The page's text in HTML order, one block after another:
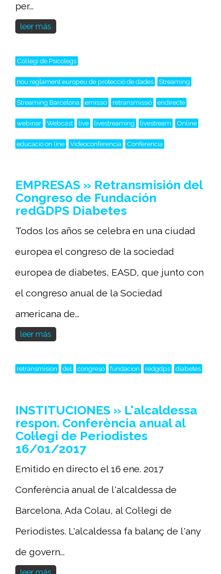
per...
leer más
Col·legi de Psicolegs
nou reglament europeu de protecció de dades Streaming
Streaming Barcelona emissió retransmissió endirecte
webinar Webcast live livestreaming livestream Online
educacio on line Videoconferencia Conferencia
EMPRESAS » Retransmisión del
Congreso de Fundación
redGDPS Diabetes
Todos los años se celebra en una ciudad
europea el congreso de la sociedad
europea de diabetes, EASD, que junto con
el congreso anual de la Sociedad
americana de...
leer más
retransmision del congreso fundacion redgdps diabetes
INSTITUCIONES » L'alcaldessa
respon. Conferència anual al
Col·legi de Periodistes
16/01/2017
Emitido en directo el 16 ene. 2017
Conferència anual de l'alcaldessa de
Barcelona, Ada Colau, al Col·legi de
Periodistes. L'alcaldessa fa balanç de l'any
de govern...